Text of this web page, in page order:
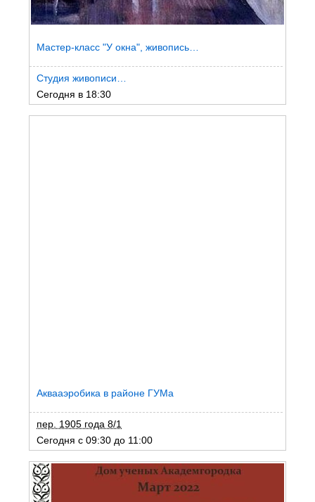
Мастер-класс "У окна", живопись…
Студия живописи…
Сегодня в 18:30
Аквааэробика в районе ГУМа
пер. 1905 года 8/1
Сегодня с 09:30 до 11:00